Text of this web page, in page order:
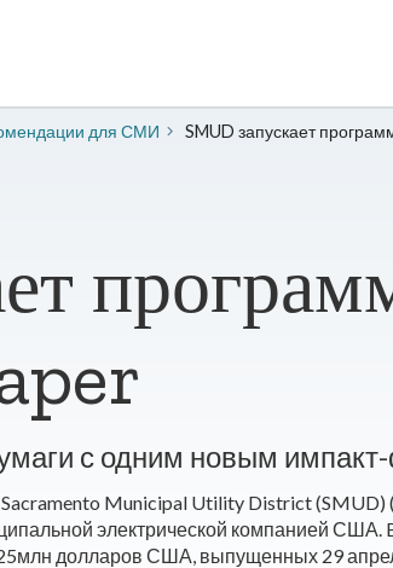
для СМИ SMUD запускает
с одним новым
Municipal Utility District
электрической компанией
долларов США, выпущенных 29